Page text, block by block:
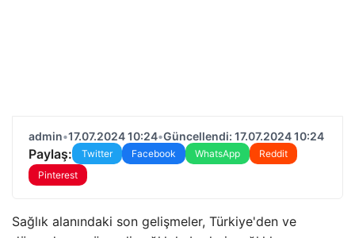
admin•17.07.2024 10:24•Güncellendi: 17.07.2024 10:24
Paylaş: Twitter Facebook WhatsApp
Reddit
Pinterest
Sağlık alanındaki son gelişmeler, Türkiye'den ve